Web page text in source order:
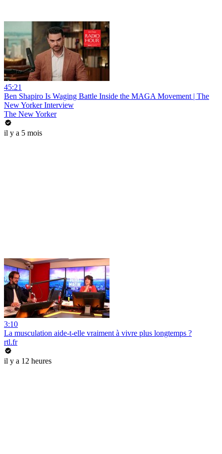
45:21
Ben Shapiro Is Waging Battle Inside the MAGA Movement | The
New Yorker Interview
The New Yorker
il y a 5 mois
3:10
La musculation aide-t-elle vraiment à vivre plus longtemps ?
rtl.fr
il y a 12 heures